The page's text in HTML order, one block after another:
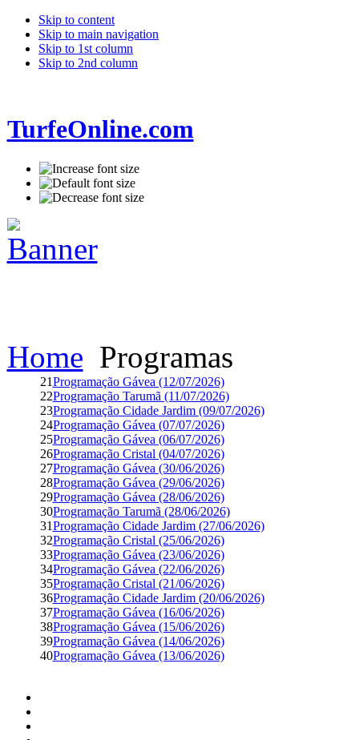
Skip to content
Skip to main navigation
Skip to 1st column
Skip to 2nd column
TurfeOnline.com
Home Programas
21Programação Gávea (12/07/2026)
22Programação Tarumã (11/07/2026)
23Programação Cidade Jardim (09/07/2026)
24Programação Gávea (07/07/2026)
25Programação Gávea (06/07/2026)
26Programação Cristal (04/07/2026)
27Programação Gávea (30/06/2026)
28Programação Gávea (29/06/2026)
29Programação Gávea (28/06/2026)
30Programação Tarumã (28/06/2026)
31Programação Cidade Jardim (27/06/2026)
32Programação Cristal (25/06/2026)
33Programação Gávea (23/06/2026)
34Programação Gávea (22/06/2026)
35Programação Cristal (21/06/2026)
36Programação Cidade Jardim (20/06/2026)
37Programação Gávea (16/06/2026)
38Programação Gávea (15/06/2026)
39Programação Gávea (14/06/2026)
40Programação Gávea (13/06/2026)